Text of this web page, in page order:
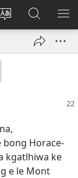
FetolaSenka
JW.ORG/
Horace-
kgatlhiwa ke
e le Mont